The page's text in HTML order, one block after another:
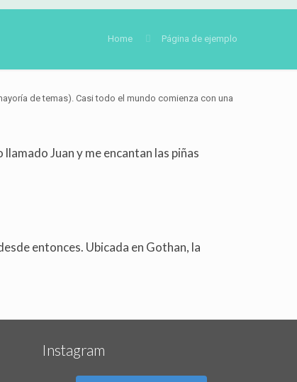
Home Página de ejemplo
de temas). Casi todo el mundo comienza con una
Juan y me encantan las piñas
entonces. Ubicada en Gothan, la
Instagram